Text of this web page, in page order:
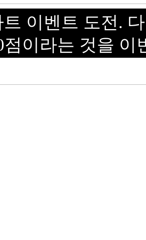
트 이벤트 도전.
점이라는 것을 이